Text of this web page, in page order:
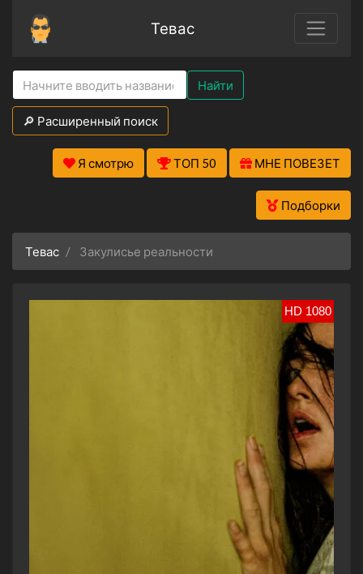
Тевас
Найти
🔎 Расширенный поиск
Я смотрю ТОП 50 МНЕ ПОВЕЗЕТ
Подборки
Тевас Закулисье реальности
HD 1080